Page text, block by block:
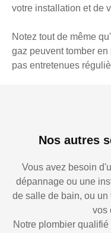
votre installation et de
Notez tout de même
gaz peuvent tomber
pas entretenues
Nos autres
Vous avez besoin
dépannage ou une
de salle de bain, ou
vos
Notre plombier